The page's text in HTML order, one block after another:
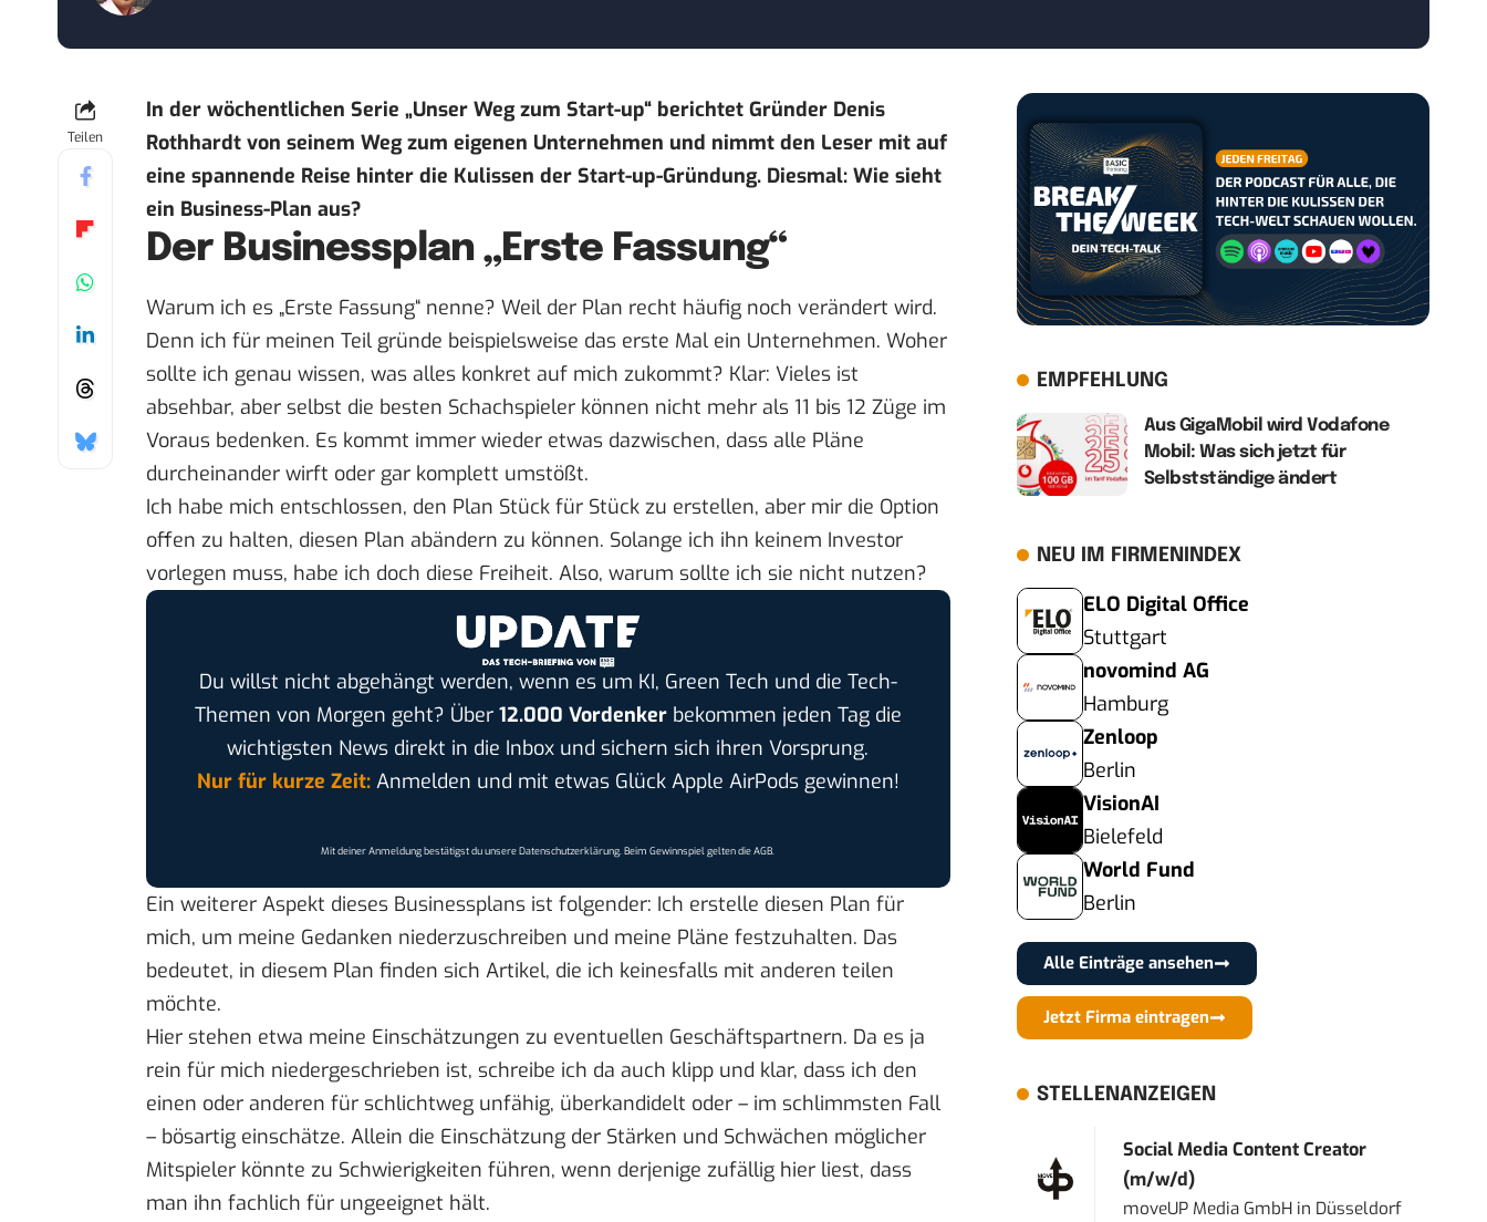
Teilen
In der wöchentlichen Serie „Unser Weg zum Start-up“ berichtet Gründer Denis
Rothhardt von seinem Weg zum eigenen Unternehmen und nimmt den Leser mit auf
eine spannende Reise hinter die Kulissen der Start-up-Gründung. Diesmal: Wie sieht
ein Business-Plan aus?
Der Businessplan „Erste Fassung“
Warum ich es „Erste Fassung“ nenne? Weil der Plan recht häufig noch verändert wird.
Denn ich für meinen Teil gründe beispielsweise das erste Mal ein Unternehmen. Woher
sollte ich genau wissen, was alles konkret auf mich zukommt? Klar: Vieles ist
absehbar, aber selbst die besten Schachspieler können nicht mehr als 11 bis 12 Züge im
Voraus bedenken. Es kommt immer wieder etwas dazwischen, dass alle Pläne
durcheinander wirft oder gar komplett umstößt.
Ich habe mich entschlossen, den Plan Stück für Stück zu erstellen, aber mir die Option
offen zu halten, diesen Plan abändern zu können. Solange ich ihn keinem Investor
vorlegen muss, habe ich doch diese Freiheit. Also, warum sollte ich sie nicht nutzen?
Du willst nicht abgehängt werden, wenn es um KI, Green Tech und die Tech-
Themen von Morgen geht? Über 12.000 Vordenkerbekommen jeden Tag die
wichtigsten News direkt in die Inbox und sichern sich ihren Vorsprung.
Nur für kurze Zeit:Anmelden und mit etwas Glück Apple AirPods gewinnen!
Mit deiner Anmeldung bestätigst du unsereDatenschutzerklärung. Beim Gewinnspiel gelten dieAGB.
Ein weiterer Aspekt dieses Businessplans ist folgender: Ich erstelle diesen Plan für
mich, um meine Gedanken niederzuschreiben und meine Pläne festzuhalten. Das
bedeutet, in diesem Plan finden sich Artikel, die ich keinesfalls mit anderen teilen
möchte.
Hier stehen etwa meine Einschätzungen zu eventuellen Geschäftspartnern. Da es ja
rein für mich niedergeschrieben ist, schreibe ich da auch klipp und klar, dass ich den
einen oder anderen für schlichtweg unfähig, überkandidelt oder – im schlimmsten Fall
– bösartig einschätze. Allein die Einschätzung der Stärken und Schwächen möglicher
Mitspieler könnte zu Schwierigkeiten führen, wenn derjenige zufällig hier liest, dass
man ihn fachlich für ungeeignet hält.
EMPFEHLUNG
Aus GigaMobil wird Vodafone
Mobil: Was sich jetzt für
Selbstständige ändert
NEU IM FIRMENINDEX
ELO Digital Office
Stuttgart
novomind AG
Hamburg
Zenloop
Berlin
VisionAI
Bielefeld
World Fund
Berlin
Alle Einträge ansehen
Jetzt Firma eintragen
STELLENANZEIGEN
Social Media Content Creator
(m/w/d)
moveUP Media GmbH in Düsseldorf